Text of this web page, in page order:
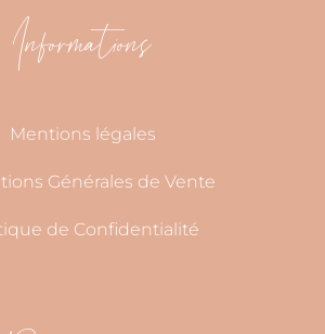
Informations
Mentions légales
Générales de Vente
de Confidentialité